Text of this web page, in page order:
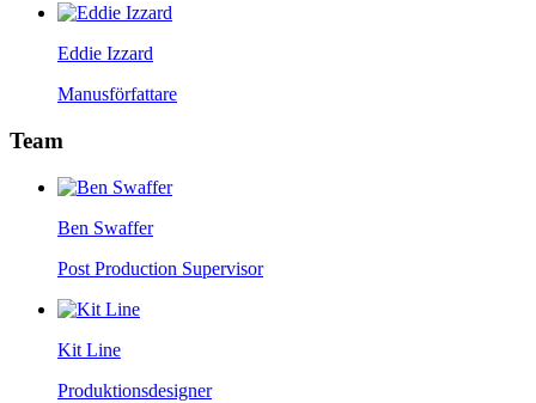
Eddie Izzard
Manusförfattare
Team
Ben Swaffer
Post Production Supervisor
Kit Line
Produktionsdesigner